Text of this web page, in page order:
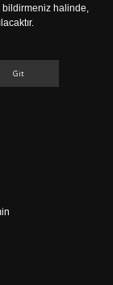
bildirmeniz halinde,